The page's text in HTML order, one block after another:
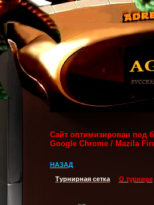
Сайт оптимизирован под
Google Chrome / Mazila
НАЗАД
Турнирная сетка
О турнире